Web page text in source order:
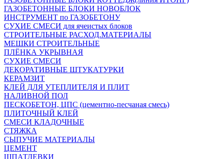
ГАЗОБЕТОННЫЕ БЛОКИ НОВОБЛОК
ИНСТРУМЕНТ по ГАЗОБЕТОНУ
СУХИЕ СМЕСИ для ячеистых блоков
СТРОИТЕЛЬНЫЕ РАСХОД.МАТЕРИАЛЫ
МЕШКИ СТРОИТЕЛЬНЫЕ
ПЛЁНКА УКРЫВНАЯ
СУХИЕ СМЕСИ
ДЕКОРАТИВНЫЕ ШТУКАТУРКИ
КЕРАМЗИТ
КЛЕЙ ДЛЯ УТЕПЛИТЕЛЯ И ПЛИТ
НАЛИВНОЙ ПОЛ
ПЕСКОБЕТОН, ЦПС (цементно-песчаная смесь)
ПЛИТОЧНЫЙ КЛЕЙ
СМЕСИ КЛАДОЧНЫЕ
СТЯЖКА
СЫПУЧИЕ МАТЕРИАЛЫ
ЦЕМЕНТ
ШПАТЛЕВКИ